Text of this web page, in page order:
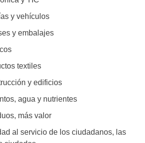
y vehículos
y embalajes
textiles
y edificios
agua y nutrientes
más valor
al servicio de los ciudadanos, las